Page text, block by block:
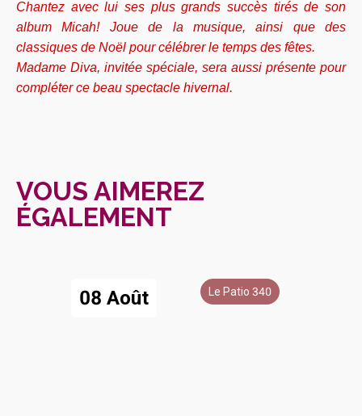
Chantez avec lui ses plus grands succès tirés de son
album Micah! Joue de la musique, ainsi que des
classiques de Noël pour célébrer le temps des fêtes.
Madame Diva, invitée spéciale, sera aussi présente pour
compléter ce beau spectacle hivernal.
VOUS AIMEREZ
ÉGALEMENT
08 Août Le Patio 340